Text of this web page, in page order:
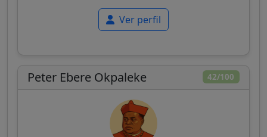
Ver perfil
42/100
Peter Ebere Okpaleke